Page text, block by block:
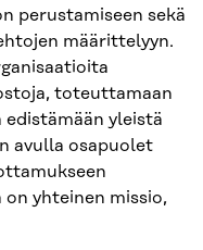
perustamiseen sekä
määrittelyyn.
toteuttamaan
yleistä
avulla osapuolet
yhteinen missio,